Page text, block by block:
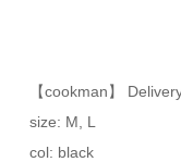
【cookman】
size: M, L
col: black